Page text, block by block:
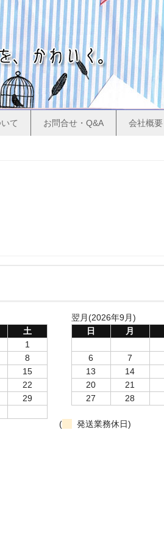
て お問合せ・Q&A 会社概要
土
1
8
15
22
29
翌月(2026年9月)
日
月
6
7
13
14
20
21
27
28
( 発送業務休日)